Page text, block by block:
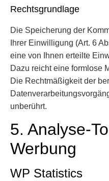
Rechtsgrundlage
Die Speicherung der
Ihrer Einwilligung (Art. 6
eine von Ihnen erteilte
Dazu reicht eine formlose
Die Rechtmäßigkeit der
unberührt.
5. Analyse-
Werbung
WP Statistics